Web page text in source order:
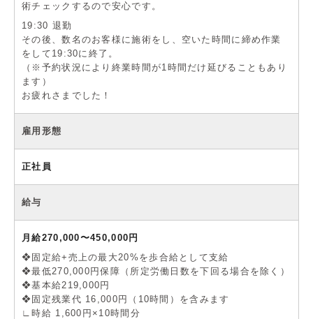
術チェックするので安心です。
19:30 退勤
その後、数名のお客様に施術をし、空いた時間に締め作業
をして19:30に終了。
（※予約状況により終業時間が1時間だけ延びることもあり
ます）
お疲れさまでした！
雇用形態
正社員
給与
月給270,000〜450,000円
❖固定給+売上の最大20%を歩合給として支給
❖最低270,000円保障（所定労働日数を下回る場合を除く）
❖基本給219,000円
❖固定残業代 16,000円（10時間）を含みます
∟時給 1,600円×10時間分